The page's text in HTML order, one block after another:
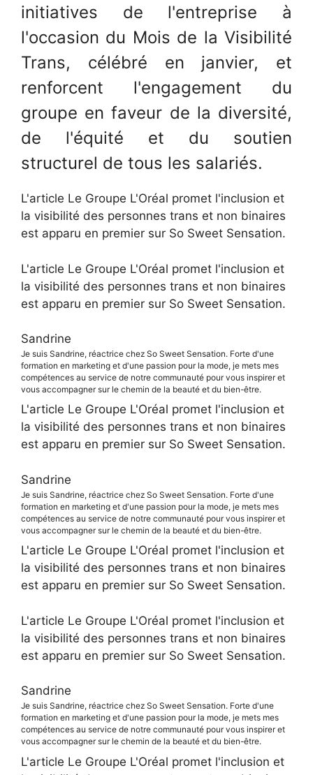
initiatives de l'entreprise à
l'occasion du Mois de la Visibilité
Trans, célébré en janvier, et
renforcent l'engagement du
groupe en faveur de la diversité,
de l'équité et du soutien
structurel de tous les salariés.
L'article Le Groupe L'Oréal promet l'inclusion et
la visibilité des personnes trans et non binaires
est apparu en premier sur So Sweet Sensation.
L'article Le Groupe L'Oréal promet l'inclusion et
la visibilité des personnes trans et non binaires
est apparu en premier sur So Sweet Sensation.
Sandrine
Je suis Sandrine, réactrice chez So Sweet Sensation. Forte d'une
formation en marketing et d'une passion pour la mode, je mets mes
compétences au service de notre communauté pour vous inspirer et
vous accompagner sur le chemin de la beauté et du bien-être.
L'article Le Groupe L'Oréal promet l'inclusion et
la visibilité des personnes trans et non binaires
est apparu en premier sur So Sweet Sensation.
Sandrine
Je suis Sandrine, réactrice chez So Sweet Sensation. Forte d'une
formation en marketing et d'une passion pour la mode, je mets mes
compétences au service de notre communauté pour vous inspirer et
vous accompagner sur le chemin de la beauté et du bien-être.
L'article Le Groupe L'Oréal promet l'inclusion et
la visibilité des personnes trans et non binaires
est apparu en premier sur So Sweet Sensation.
L'article Le Groupe L'Oréal promet l'inclusion et
la visibilité des personnes trans et non binaires
est apparu en premier sur So Sweet Sensation.
Sandrine
Je suis Sandrine, réactrice chez So Sweet Sensation. Forte d'une
formation en marketing et d'une passion pour la mode, je mets mes
compétences au service de notre communauté pour vous inspirer et
vous accompagner sur le chemin de la beauté et du bien-être.
L'article Le Groupe L'Oréal promet l'inclusion et